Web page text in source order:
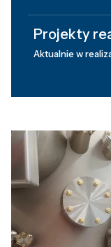
Projekty
Aktualnie w